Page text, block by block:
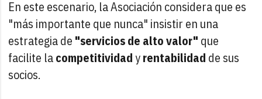
En este escenario, la Asociación considera que es
"más importante que nunca" insistir en una
estrategia de "servicios de alto valor" que
facilite lacompetitividadyrentabilidad de sus
socios.